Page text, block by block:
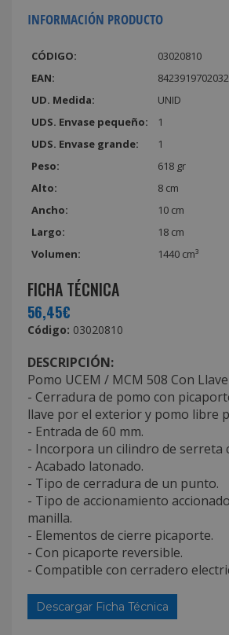
INFORMACIÓN PRODUCTO
CÓDIGO:
03020810
EAN:
8423919702032
UD. Medida:
UNID
UDS. Envase pequeño:
1
UDS. Envase grande:
1
Peso:
618 gr
Alto:
8 cm
Ancho:
10 cm
Largo:
18 cm
Volumen:
1440 cm³
FICHA TÉCNICA
56,45€
Código: 03020810
DESCRIPCIÓN:
Pomo UCEM / MCM 508 Con Llave
- Cerradura de pomo con
llave por el exterior y pomo libre
- Entrada de 60 mm.
- Incorpora un cilindro de serreta
- Acabado latonado.
- Tipo de cerradura de un punto.
- Tipo de accionamiento
manilla.
- Elementos de cierre picaporte.
- Con picaporte reversible.
- Compatible con cerradero
Descargar Ficha Técnica